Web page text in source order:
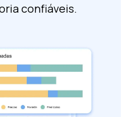
confiáveis.